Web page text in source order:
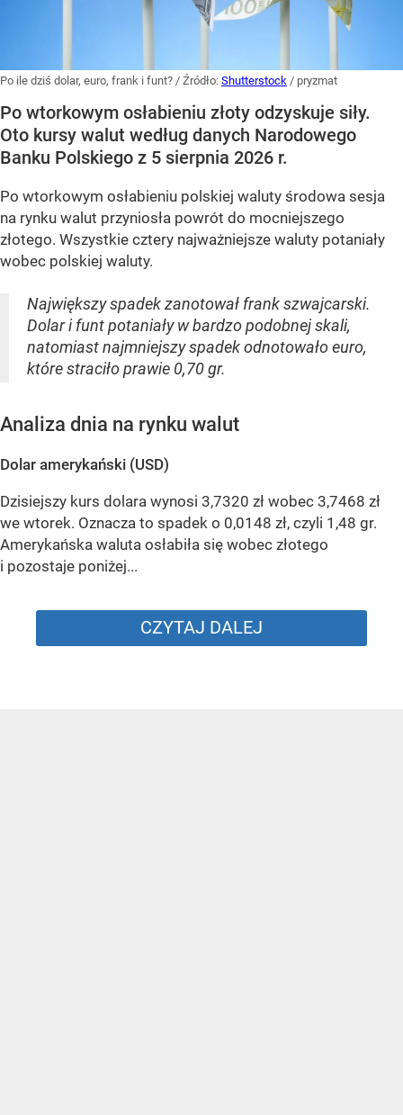
Po ile dziś dolar, euro, frank i funt? / Źródło: Shutterstock / pryzmat
Po wtorkowym osłabieniu złoty odzyskuje siły.
Oto kursy walut według danych Narodowego
Banku Polskiego z 5 sierpnia 2026 r.
Po wtorkowym osłabieniu polskiej waluty środowa sesja
na rynku walut przyniosła powrót do mocniejszego
złotego. Wszystkie cztery najważniejsze waluty potaniały
wobec polskiej waluty.
Największy spadek zanotował frank szwajcarski.
Dolar i funt potaniały w bardzo podobnej skali,
natomiast najmniejszy spadek odnotowało euro,
które straciło prawie 0,70 gr.
Analiza dnia na rynku walut
Dolar amerykański (USD)
Dzisiejszy kurs dolara wynosi 3,7320 zł wobec 3,7468 zł
we wtorek. Oznacza to spadek o 0,0148 zł, czyli 1,48 gr.
Amerykańska waluta osłabiła się wobec złotego
i pozostaje poniżej...
CZYTAJ DALEJ